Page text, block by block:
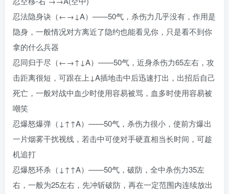
忍法隐身诀（←→↓A）——50气，杀伤力几乎没有，作用是
隐身，一般情况对方离近了隐约也能看见你，只是看不到你
拿的什么兵器
忍同归于尽（←→↑↓A）——50气，近身杀伤力65左右，攻
击距离很短，可跟在上↓A插地击中后迅速打出，出招后自己
死亡，一般对战中血少时使用容易被骂，血多时使用容易被
嘲笑
忍爆怒爆弹（↓↑↑A）——50气，杀伤力很小，使前方爆出
一片烟雾干扰视线，若击中可使对手硬直相当长时间，可趁
机追打
忍爆怒环杀（↓↑↑A）——50气，破防，全中杀伤力35左
右，一般为25左右，先冲斩破防，再在一定范围内连续放出